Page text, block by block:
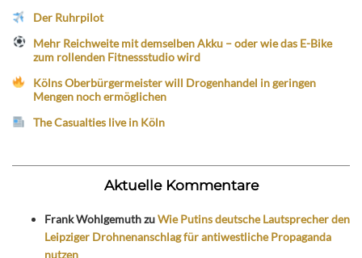
Der Ruhrpilot
Mehr Reichweite mit demselben Akku – oder wie das E-Bike
zum rollenden Fitnessstudio wird
Kölns Oberbürgermeister will Drogenhandel in geringen
Mengen noch ermöglichen
The Casualties live in Köln
Aktuelle Kommentare
Frank WohlgemuthzuWie Putins deutsche Lautsprecher den
Leipziger Drohnenanschlag für antiwestliche Propaganda
nutzen